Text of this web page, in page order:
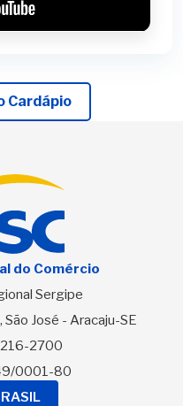
Cardápio
do Comércio
Sergipe
José - Aracaju-SE
2700
0001-80